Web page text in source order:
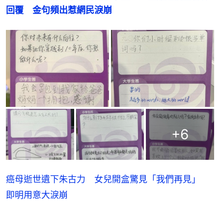
回覆　金句頻出惹網民淚崩
+6
癌母逝世遺下朱古力 女兒開盒驚見「我們再見」
即明用意大淚崩